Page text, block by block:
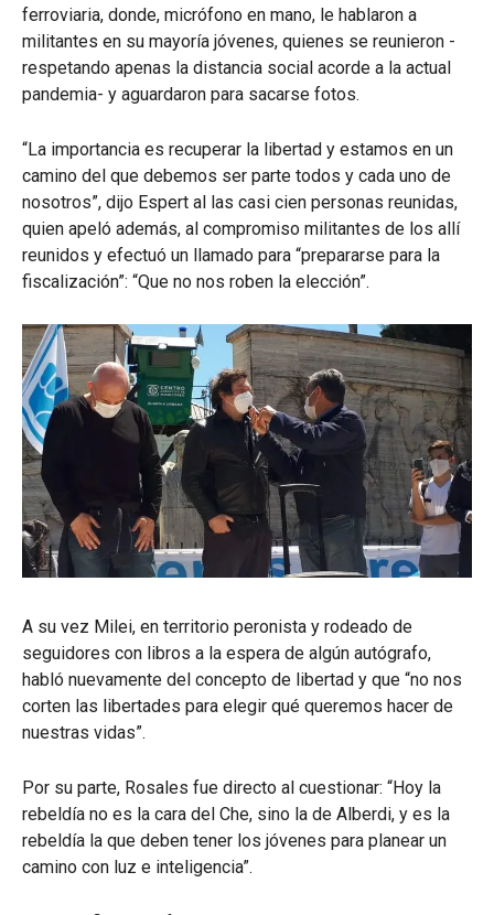
ferroviaria, donde, micrófono en mano, le hablaron a
militantes en su mayoría jóvenes, quienes se reunieron -
respetando apenas la distancia social acorde a la actual
pandemia- y aguardaron para sacarse fotos.
“La importancia es recuperar la libertad y estamos en un
camino del que debemos ser parte todos y cada uno de
nosotros”, dijo Espert al las casi cien personas reunidas,
quien apeló además, al compromiso militantes de los allí
reunidos y efectuó un llamado para “prepararse para la
fiscalización”: “Que no nos roben la elección”.
A su vez Milei, en territorio peronista y rodeado de
seguidores con libros a la espera de algún autógrafo,
habló nuevamente del concepto de libertad y que “no nos
corten las libertades para elegir qué queremos hacer de
nuestras vidas”.
Por su parte, Rosales fue directo al cuestionar: “Hoy la
rebeldía no es la cara del Che, sino la de Alberdi, y es la
rebeldía la que deben tener los jóvenes para planear un
camino con luz e inteligencia”.